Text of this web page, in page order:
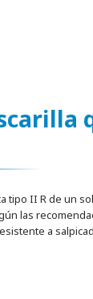
tipo II R de un
las
a